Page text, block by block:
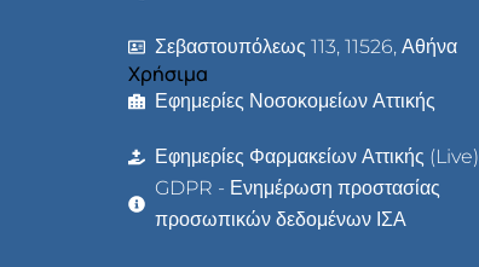
Σεβαστουπόλεως 113, 11526, Αθήνα
Χρήσιμα
Εφημερίες Νοσοκομείων Αττικής
Εφημερίες Φαρμακείων Αττικής (Live)
GDPR - Ενημέρωση προστασίας
προσωπικών δεδομένων ΙΣΑ